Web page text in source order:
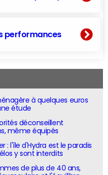
performances
à quelques euros
étude
déconseillent
même équipés
: l'île d'Hydra est le paradis
y sont interdits
de plus de 40 ans,